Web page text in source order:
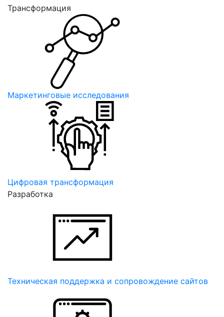
Трансформация
Маркетинговые исследования
Цифровая трансформация
Разработка
Техническая поддержка и сопровождение сайтов